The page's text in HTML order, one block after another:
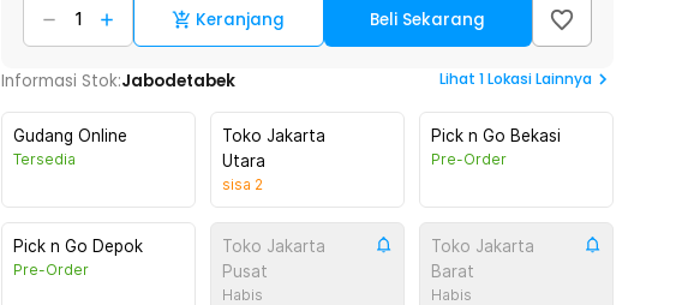
Keranjang Beli Sekarang
Informasi Stok:Jabodetabek Lihat 1Lokasi Lainnya
Gudang Online
Tersedia
Toko Jakarta
Utara
sisa 2
Pick n Go Bekasi
Pre-Order
Pick n Go Depok
Pre-Order
Toko Jakarta
Pusat
Habis
Toko Jakarta
Barat
Habis